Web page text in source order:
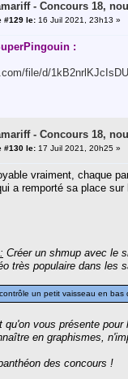
- Concours 18,
#129 le: 16 Juil 2021, 23h13 »
:
file/d/
- Concours 18,
#130 le: 17 Juil 2021, 20h25 »
vraiment, chaque
a remporté sa place
Créer un shmup avec le
très populaire dans les
un petit vaisseau en
vous présente
en graphismes,
des concours !